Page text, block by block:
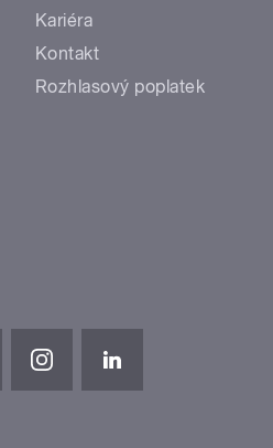
Kariéra
Kontakt
Rozhlasový poplatek